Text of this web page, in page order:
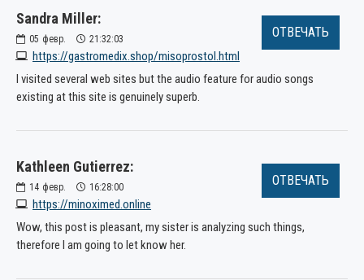
Sandra Miller:
05 февр. 21:32:03
https://gastromedix.shop/misoprostol.html
ОТВЕЧАТЬ
I visited several web sites but the audio feature for audio songs
existing at this site is genuinely superb.
Kathleen Gutierrez:
14 февр. 16:28:00
https://minoximed.online
ОТВЕЧАТЬ
Wow, this post is pleasant, my sister is analyzing such things,
therefore I am going to let know her.